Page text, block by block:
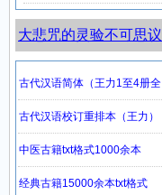
大悲咒的灵验不可思议